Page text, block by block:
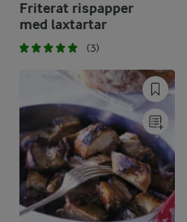
Friterat rispapper
med laxtartar
(3)